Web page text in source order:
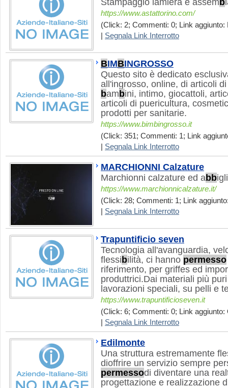
Stampaggio lamiera e assem b
https://www.astattorino.com/
(Click: 2; Commenti: 0; Link aggiunto:
Segnala Link Interrotto
BIMBINGROSSO
Questo sito è dedicato
all'ingrosso, online, di articoli
bam bini, intimo, giocattoli,
articoli di puericultura,
prodotti per sanitarie.
https://www.bimbingrosso.it
(Click: 351; Commenti: 1; Link
Segnala Link Interrotto
MARCHIONNI Calzature
Marchionni calzature ed abb
https://www.marchionnicalzature.it/
(Click: 28; Commenti: 1; Link
Segnala Link Interrotto
Trapuntificio seven
Tecnologia all'avanguardia,
flessi bilità, ci hanno permesso
riferimento, per griffes ed
produttrici.Dai materiali più
lavorazioni speciali, su pelli e
https://www.trapuntificioseven.it
(Click: 6; Commenti: 0; Link aggiunto:
Segnala Link Interrotto
Edilmonte
Una struttura estremamente
dioffrire un servizio sempre
permessodi diventare una
progettazione e realizzazione